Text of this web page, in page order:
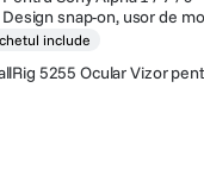
Design snap-on, usor de
include
5255 Ocular Vizor